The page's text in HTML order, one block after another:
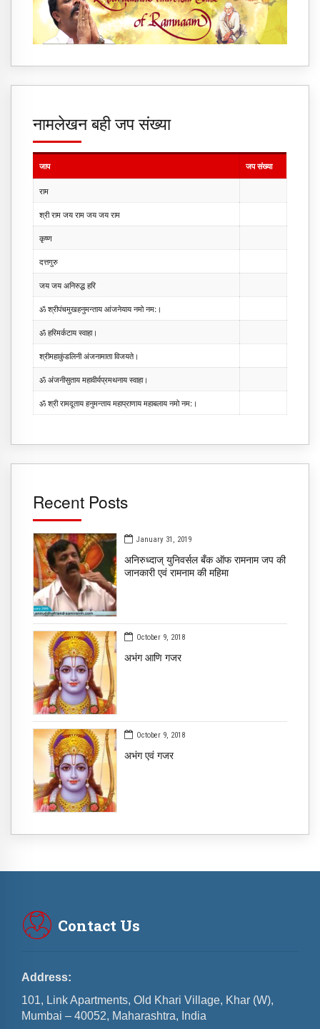
नामलेखन बही जप संख्या
जाप जप संख्या
राम
श्री राम जय राम जय जय राम
कृष्ण
दत्तगुरु
जय जय अनिरुद्ध हरि
ॐ श्रीपंचमुखहनुमन्ताय आंजनेयाय नमो नम:।
ॐ हरिमर्कटाय स्वाहा।
श्रीमहाकुंडलिनी अंजनामाता विजयते।
ॐ अंजनीसुताय महावीर्यप्रमथनाय स्वाहा।
ॐ श्री रामदूताय हनुमन्ताय महाप्राणाय महाबलाय नमो नम:।
Recent Posts
January 31, 2019
अनिरुध्दाज् युनिवर्सल बँक ऑफ रामनाम जप की
जानकारी एवं रामनाम की महिमा
October 9, 2018
​अभंग आणि गजर ​
October 9, 2018
अभंग एवं गजर
Contact Us
Address:
101, Link Apartments, Old Khari Village, Khar (W),
Mumbai – 40052, Maharashtra, India